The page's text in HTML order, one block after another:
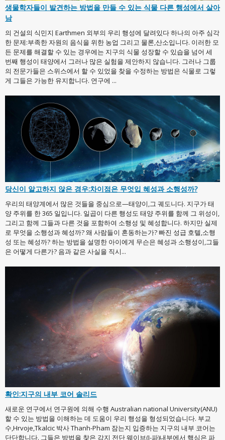
생물학자들이 발견하는 방법을 만들 수 있는 식물 다른 행성에서 살아
남
의 건설의 식민지 Earthmen 외부의 우리 행성에 달려있다 하나의 아주 심각
한 문제:부족한 자원의 음식을 위한 농업 그리고 물론,산소입니다. 이러한 모
든 문제를 해결할 수 있는 경우에는 지구의 식물 성장할 수 있습을 넘어 세
번째 행성이 태양에서 그러나 많은 실험을 제안하지 않습니다. 그러나 그룹
의 전문가들은 스위스에서 할 수 있었을 찾을 수정하는 방법은 식물로 그렇
게 그들은 가능한 유지합니다. 연구에 ...
당신이 알고하지 않은 경우:차이점은 무엇입 혜성과 소행성까?
우리의 태양계에서 많은 것들을 중심으로—태양이,그 궤도니다. 지구가 태
양 주위를 한 365 일입니다. 일곱이 다른 행성도 태양 주위를 함께 그 위성이,
그리고 함께 그들과 다른 것을 포함하여 소행성 및 혜성합니다. 하지만 실제
로 무엇을 소행성과 혜성까? 왜 사람들이 혼동하는가? 빠진 성급 호텔,소행
성 또는 혜성까? 하는 방법을 설명한 아이에게 무슨은 혜성과 소행성이,그들
은 어떻게 다른가? 음과 같은 사실을 직시...
확인:지구의 내부 코어 솔리드
새로운 연구에서 연구원에 의해 수행 Australian national University(ANU)
할 수 있는 방법을 이해하는 데 도움이 우리 행성을 형성되었습니다. 부교
수,Hrvoje,Tkalcic 박사 Thanh-Pham 잠는지 입증하는 지구의 내부 코어는
단단합니다. 그들은 방법을 찾은 감지 전단 웨이브(J-파)내부에서 핵심은 파